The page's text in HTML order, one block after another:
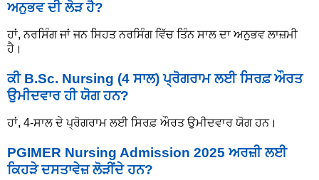
ਅਨੁਭਵ ਦੀ ਲੋੜ ਹੈ?
ਹਾਂ, ਨਰਸਿੰਗ ਜਾਂ ਜਨ ਸਿਹਤ ਨਰਸਿੰਗ ਵਿੱਚ ਤਿੰਨ ਸਾਲ ਦਾ ਅਨੁਭਵ ਲਾਜ਼ਮੀ
ਹੈ।
ਕੀ B.Sc. Nursing (4 ਸਾਲ) ਪ੍ਰੋਗਰਾਮ ਲਈ ਸਿਰਫ਼ ਔਰਤ
ਉਮੀਦਵਾਰ ਹੀ ਯੋਗ ਹਨ?
ਹਾਂ, 4-ਸਾਲ ਦੇ ਪ੍ਰੋਗਰਾਮ ਲਈ ਸਿਰਫ਼ ਔਰਤ ਉਮੀਦਵਾਰ ਯੋਗ ਹਨ।
PGIMER Nursing Admission 2025 ਅਰਜ਼ੀ ਲਈ
ਕਿਹੜੇ ਦਸਤਾਵੇਜ਼ ਲੋੜੀਂਦੇ ਹਨ?